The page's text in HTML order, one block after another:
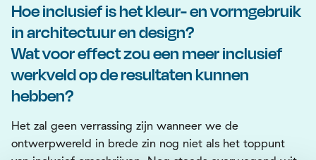
Hoe inclusief is het kleur- en vormgebruik
in architectuur en design?
Wat voor effect zou een meer inclusief
werkveld op de resultaten kunnen
hebben?
Het zal geen verrassing zijn wanneer we de
ontwerpwereld in brede zin nog niet als het toppunt